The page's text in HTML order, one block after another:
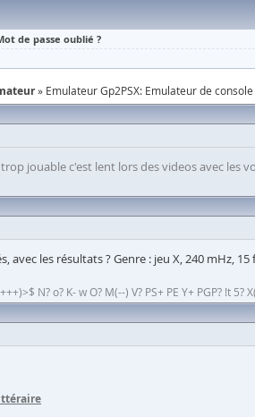
de passe oublié ?
Emulateur Gp2PSX: Emulateur de console
jouable c'est lent lors des videos avec les
les résultats ? Genre : jeu X, 240 mHz, 15
N? o? K- w O? M(--) V? PS+ PE Y+ PGP? !t